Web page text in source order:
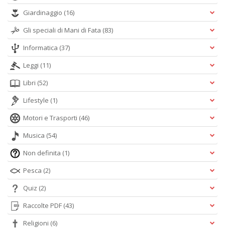
Giardinaggio (16)
Gli speciali di Mani di Fata (83)
Informatica (37)
Leggi (11)
Libri (52)
Lifestyle (1)
Motori e Trasporti (46)
Musica (54)
Non definita (1)
Pesca (2)
Quiz (2)
Raccolte PDF (43)
Religioni (6)